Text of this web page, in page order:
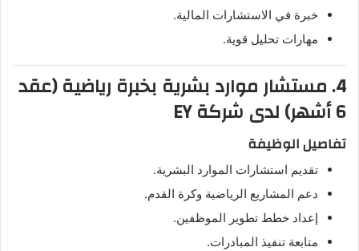
خبرة في الاستشارات المالية.
مهارات تحليل قوية.
4. مستشار موارد بشرية بخبرة رياضية (عقد
6 أشهر) لدى شركة EY
تفاصيل الوظيفة
تقديم استشارات الموارد البشرية.
دعم المشاريع الرياضية وكرة القدم.
إعداد خطط تطوير الموظفين.
متابعة تنفيذ المبادرات.